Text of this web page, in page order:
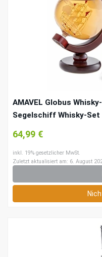
AMAVEL Globus
Segelschiff Whisky-Set
64,99 €
inkl. 19% gesetzlicher MwSt.
Zuletzt aktualisiert am: 6. August